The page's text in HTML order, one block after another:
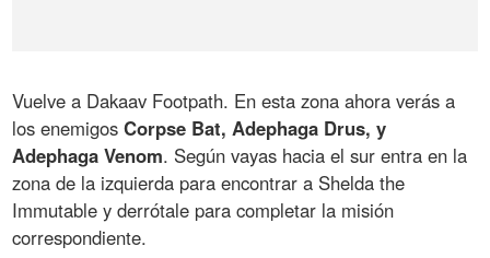
Vuelve a Dakaav Footpath. En esta zona ahora verás a
los enemigosCorpse Bat, Adephaga Drus, y
Adephaga Venom. Según vayas hacia el sur entra en la
zona de la izquierda para encontrar a Shelda the
Immutable y derrótale para completar la misión
correspondiente.